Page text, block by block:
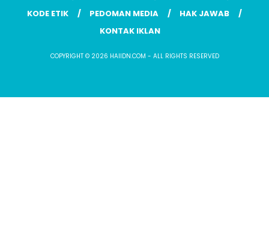
KODE ETIK
PEDOMAN MEDIA
HAK JAWAB
KONTAK IKLAN
COPYRIGHT © 2026 HAIIDN.COM - ALL RIGHTS RESERVED